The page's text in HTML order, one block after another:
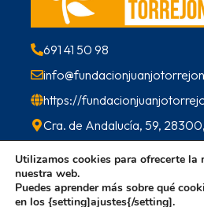
691 41 50 98
https://
Cra. de Andalucía, 59,
Diseño y Desarrollo
Utilizamos cookies para ofrecerte la
nuestra web.
Puedes aprender más sobre qué
en los {setting]ajustes{/setting].